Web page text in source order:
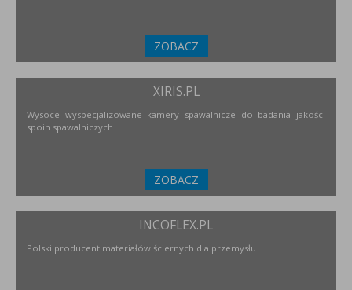
ZOBACZ
XIRIS.PL
Wysoce wyspecjalizowane kamery spawalnicze do badania jakości
spoin spawalniczych
ZOBACZ
INCOFLEX.PL
Polski producent materiałów ściernych dla przemysłu